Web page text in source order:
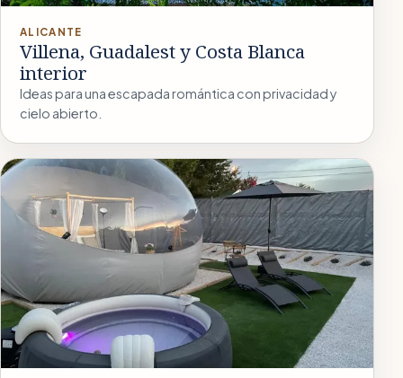
ALICANTE
Villena, Guadalest y Costa Blanca
interior
Ideas para una escapada romántica con privacidad y
cielo abierto.